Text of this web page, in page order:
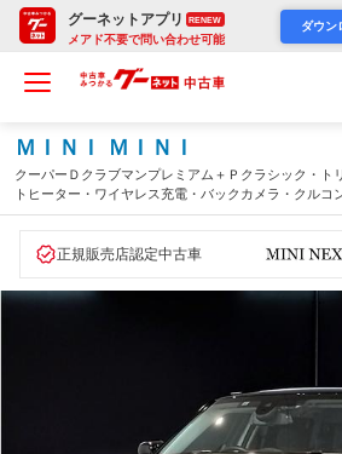
グーネットアプリ RENEW
メアド不要で問い合わせ可能
ダウン
ＭＩＮＩ ＭＩＮＩ
クーパーＤクラブマンプレミアム＋Ｐクラシック・
トヒーター・ワイヤレス充電・バックカメラ・クルコ
ンサー・衝突軽減ブレーキ・アップルカープレイ・純
ト・後期モデル（大阪府）
正規販売店認定中古車